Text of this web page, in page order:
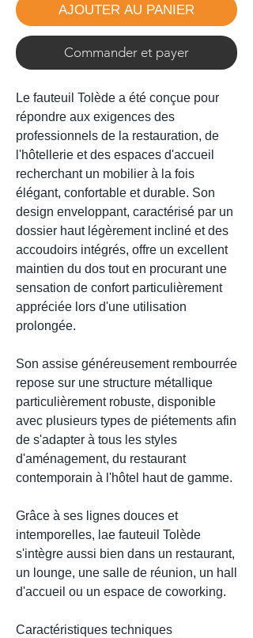
AJOUTER AU PANIER
Commander et payer
Le fauteuil Tolède a été conçue pour
répondre aux exigences des
professionnels de la restauration, de
l'hôtellerie et des espaces d'accueil
recherchant un mobilier à la fois
élégant, confortable et durable. Son
design enveloppant, caractérisé par un
dossier haut légèrement incliné et des
accoudoirs intégrés, offre un excellent
maintien du dos tout en procurant une
sensation de confort particulièrement
appréciée lors d'une utilisation
prolongée.
Son assise généreusement rembourrée
repose sur une structure métallique
particulièrement robuste, disponible
avec plusieurs types de piétements afin
de s'adapter à tous les styles
d'aménagement, du restaurant
contemporain à l'hôtel haut de gamme.
Grâce à ses lignes douces et
intemporelles, lae fauteuil Tolède
s'intègre aussi bien dans un restaurant,
un lounge, une salle de réunion, un hall
d'accueil ou un espace de coworking.
Caractéristiques techniques